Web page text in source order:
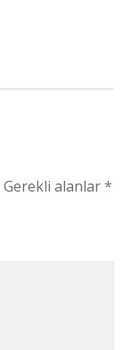
Gerekli alanlar*